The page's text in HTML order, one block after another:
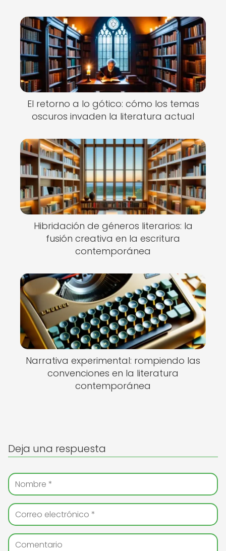
El retorno a lo gótico: cómo los temas
oscuros invaden la literatura actual
Hibridación de géneros literarios: la
fusión creativa en la escritura
contemporánea
Narrativa experimental: rompiendo las
convenciones en la literatura
contemporánea
Deja una respuesta